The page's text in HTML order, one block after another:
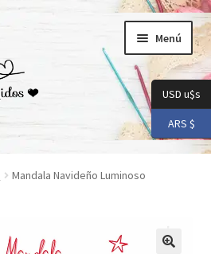
Menú
Mandala Navideño Luminoso
USD u$s
ARS $